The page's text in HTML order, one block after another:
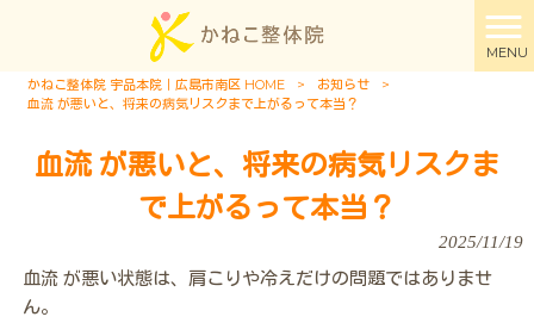
MENU
かねこ整体院 宇品本院｜広島市南区 HOME
> お知らせ
>
血流 が悪いと、将来の病気リスクまで上がるって本当？
血流 が悪いと、将来の病気リスクま
で上がるって本当？
2025/11/19
血流 が悪い状態は、肩こりや冷えだけの問題ではありませ
ん。